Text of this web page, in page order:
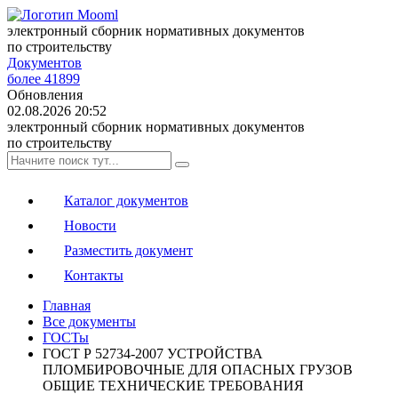
электронный сборник нормативных документов
по строительству
Документов
более 41899
Обновления
02.08.2026 20:52
электронный сборник нормативных документов
по строительству
Каталог документов
Новости
Разместить документ
Контакты
Главная
Все документы
ГОСТы
ГОСТ Р 52734-2007 УСТРОЙСТВА
ПЛОМБИРОВОЧНЫЕ ДЛЯ ОПАСНЫХ ГРУЗОВ
ОБЩИЕ ТЕХНИЧЕСКИЕ ТРЕБОВАНИЯ